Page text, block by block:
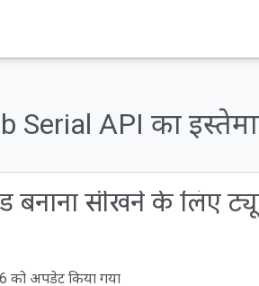
Serial API का
सीखने के लिए
को अपडेट किया गया